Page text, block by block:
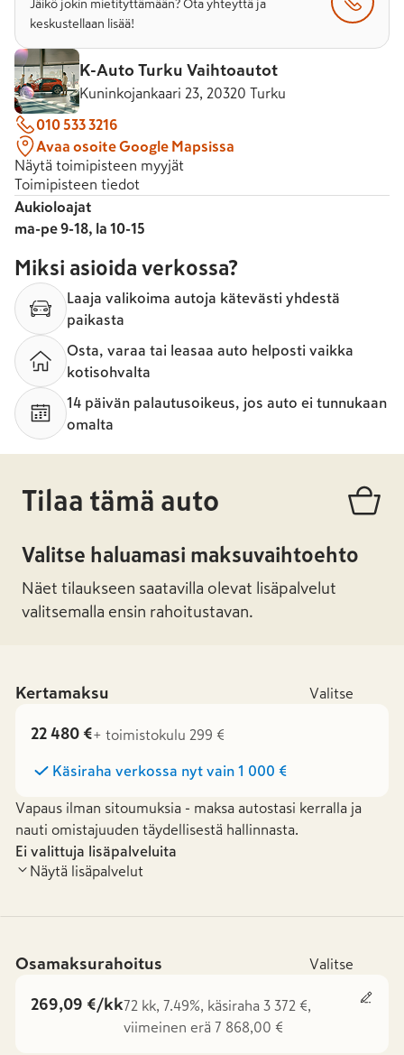
Jäikö jokin mietityttämään? Ota yhteyttä ja
keskustellaan lisää!
K-Auto Turku Vaihtoautot
Kuninkojankaari 23, 20320 Turku
010 533 3216
Avaa osoite Google Mapsissa
Näytä toimipisteen myyjät
Toimipisteen tiedot
Aukioloajat
ma-pe 9-18, la 10-15
Miksi asioida verkossa?
Laaja valikoima autoja kätevästi yhdestä
paikasta
Osta, varaa tai leasaa auto helposti vaikka
kotisohvalta
14 päivän palautusoikeus, jos auto ei tunnukaan
omalta
Tilaa tämä auto
Valitse haluamasi maksuvaihtoehto
Näet tilaukseen saatavilla olevat lisäpalvelut
valitsemalla ensin rahoitustavan.
Kertamaksu Valitse
22 480 €+ toimistokulu 299 €
Käsiraha verkossa nyt vain 1 000 €
Vapaus ilman sitoumuksia - maksa autostasi kerralla ja
nauti omistajuuden täydellisestä hallinnasta.
Ei valittuja lisäpalveluita
Näytä lisäpalvelut
Osamaksurahoitus Valitse
269,09 €/kk72 kk, 7.49%, käsiraha 3 372 €,
viimeinen erä 7 868,00 €